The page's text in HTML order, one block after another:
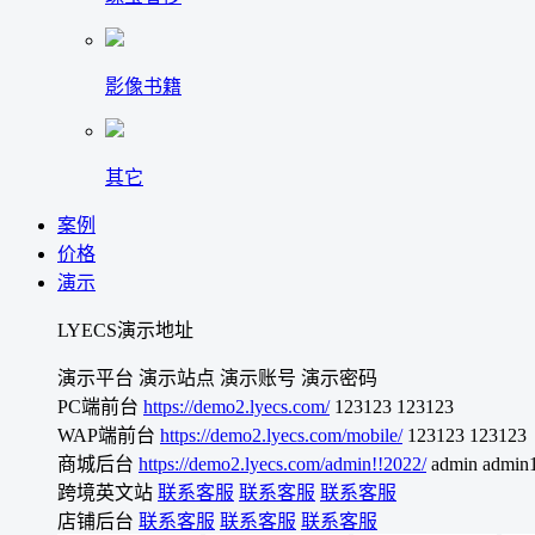
影像书籍
其它
案例
价格
演示
LYECS演示地址
演示平台 演示站点 演示账号 演示密码
PC端前台 https://demo2.lyecs.com/ 123123 123123
WAP端前台 https://demo2.lyecs.com/mobile/ 123123 123123
商城后台 https://demo2.lyecs.com/admin!!2022/ admin
跨境英文站 联系客服 联系客服 联系客服
店铺后台 联系客服 联系客服 联系客服